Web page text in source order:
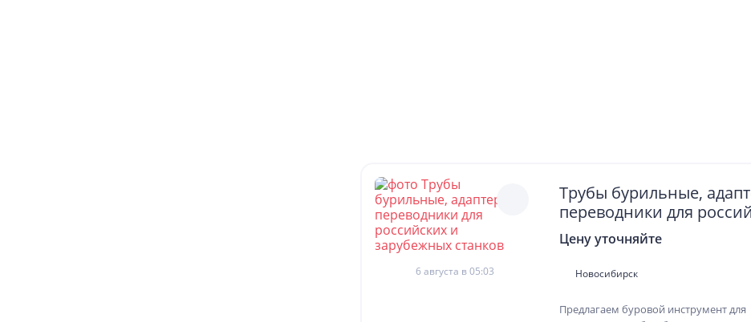
6 августа в 05:03
Трубы бурильные,
переводники для
зарубежных станков
Цену уточняйте
Новосибирск
Предлагаем буровой инструмент для